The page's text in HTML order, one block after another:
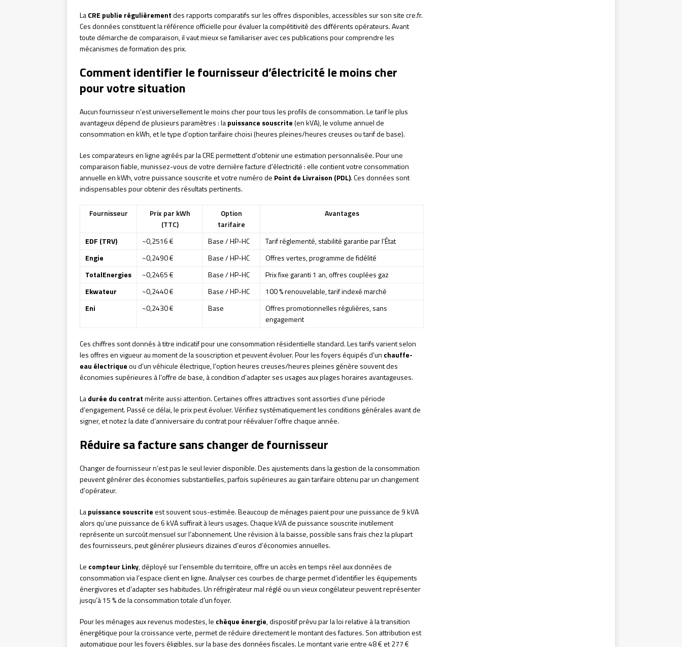
LaCRE publie régulièrementdes rapports comparatifs sur les offres disponibles, accessibles sur son site cre.fr.
Ces données constituent la référence officielle pour évaluer la compétitivité des différents opérateurs. Avant
toute démarche de comparaison, il vaut mieux se familiariser avec ces publications pour comprendre les
mécanismes de formation des prix.
Comment identifier le fournisseur d’électricité le moins cher
pour votre situation
Aucun fournisseur n’est universellement le moins cher pour tous les profils de consommation. Le tarif le plus
avantageux dépend de plusieurs paramètres : lapuissance souscrite(en kVA), le volume annuel de
consommation en kWh, et le type d’option tarifaire choisi (heures pleines/heures creuses ou tarif de base).
Les comparateurs en ligne agréés par la CRE permettent d’obtenir une estimation personnalisée. Pour une
comparaison fiable, munissez-vous de votre dernière facture d’électricité : elle contient votre consommation
annuelle en kWh, votre puissance souscrite et votre numéro de Point de Livraison (PDL). Ces données sont
indispensables pour obtenir des résultats pertinents.
Fournisseur
Prix par kWh
(TTC)
Option
tarifaire
Avantages
EDF (TRV) ~0,2516 € Base / HP-HC
Tarif réglementé, stabilité garantie par l’État
Engie
~0,2490 € Base / HP-HC
Offres vertes, programme de fidélité
TotalEnergies
~0,2465 € Base / HP-HC
Prix fixe garanti 1 an, offres couplées gaz
Ekwateur
~0,2440 € Base / HP-HC
100 % renouvelable, tarif indexé marché
Eni
~0,2430 € Base
Offres promotionnelles régulières, sans
engagement
Ces chiffres sont donnés à titre indicatif pour une consommation résidentielle standard. Les tarifs varient selon
les offres en vigueur au moment de la souscription et peuvent évoluer. Pour les foyers équipés d’un chauffe-
eau électriqueou d’un véhicule électrique, l’option heures creuses/heures pleines génère souvent des
économies supérieures à l’offre de base, à condition d’adapter ses usages aux plages horaires avantageuses.
Ladurée du contratmérite aussi attention. Certaines offres attractives sont assorties d’une période
d’engagement. Passé ce délai, le prix peut évoluer. Vérifiez systématiquement les conditions générales avant de
signer, et notez la date d’anniversaire du contrat pour réévaluer l’offre chaque année.
Réduire sa facture sans changer de fournisseur
Changer de fournisseur n’est pas le seul levier disponible. Des ajustements dans la gestion de la consommation
peuvent générer des économies substantielles, parfois supérieures au gain tarifaire obtenu par un changement
d’opérateur.
Lapuissance souscriteest souvent sous-estimée. Beaucoup de ménages paient pour une puissance de 9 kVA
alors qu’une puissance de 6 kVA suffirait à leurs usages. Chaque kVA de puissance souscrite inutilement
représente un surcoût mensuel sur l’abonnement. Une révision à la baisse, possible sans frais chez la plupart
des fournisseurs, peut générer plusieurs dizaines d’euros d’économies annuelles.
Le compteur Linky, déployé sur l’ensemble du territoire, offre un accès en temps réel aux données de
consommation via l’espace client en ligne. Analyser ces courbes de charge permet d’identifier les équipements
énergivores et d’adapter ses habitudes. Un réfrigérateur mal réglé ou un vieux congélateur peuvent représenter
jusqu’à 15 % de la consommation totale d’un foyer.
Pour les ménages aux revenus modestes, le chèque énergie, dispositif prévu par la loi relative à la transition
énergétique pour la croissance verte, permet de réduire directement le montant des factures. Son attribution est
automatique pour les foyers éligibles, sur la base des données fiscales. Le montant varie entre 48 € et 277 €